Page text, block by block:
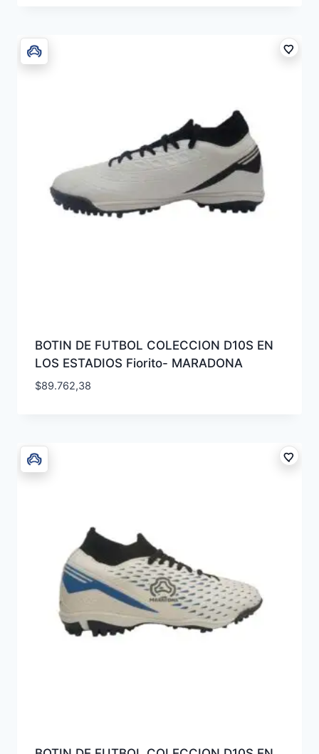
BOTIN DE FUTBOL COLECCION D10S EN
LOS ESTADIOS Fiorito- MARADONA
$89.762,38